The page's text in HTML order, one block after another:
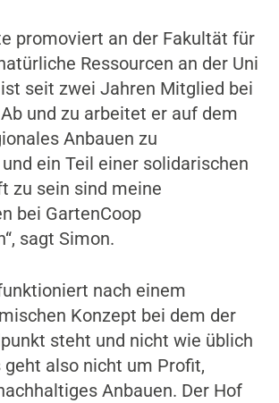
promoviert an der Fakultät für
Ressourcen an der Uni
seit zwei Jahren Mitglied bei
und zu arbeitet er auf dem
Anbauen zu
ein Teil einer solidarischen
zu sein sind meine
bei GartenCoop
sagt Simon.
nach einem
Konzept bei dem der
steht und nicht wie üblich
geht also nicht um Profit,
Anbauen. Der Hof